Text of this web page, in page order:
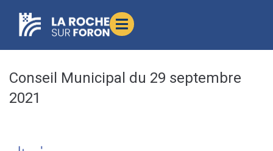
principal
Conseil Municipal du 29 septembre
2021